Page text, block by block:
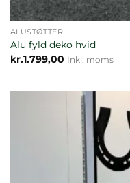
ALUSTØTTER
Alu fyld deko hvid
kr.1.799,00 Inkl. moms